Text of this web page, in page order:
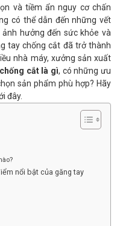
và tiềm ẩn nguy cơ chấn
có thể dẫn đến những vết
ảnh hưởng đến sức khỏe và
tay chống cắt đã trở thành
nhà máy, xưởng sản xuất
cắtlà gì, có những ưu
sản phẩm phù hợp? Hãy
đây.
nổi bật của găng tay